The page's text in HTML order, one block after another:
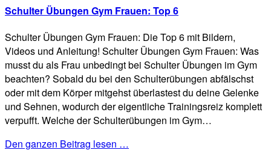
Schulter Übungen Gym Frauen: Top 6
Schulter Übungen Gym Frauen: Die Top 6 mit Bildern,
Videos und Anleitung! Schulter Übungen Gym Frauen: Was
musst du als Frau unbedingt bei Schulter Übungen im Gym
beachten? Sobald du bei den Schulterübungen abfälschst
oder mit dem Körper mitgehst überlastest du deine Gelenke
und Sehnen, wodurch der eigentliche Trainingsreiz komplett
verpufft. Welche der Schulterübungen im Gym…
Den ganzen Beitrag lesen …